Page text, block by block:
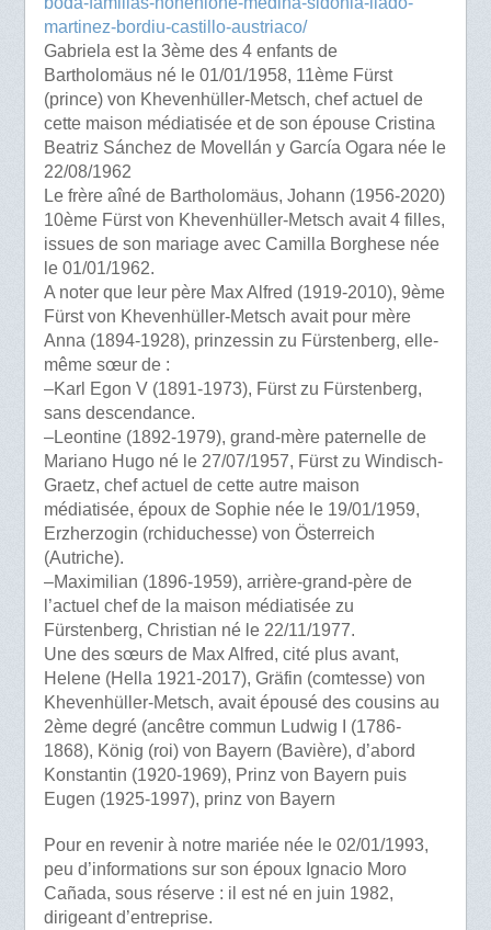
martinez-bordiu-castillo-austriaco/
Gabriela est la 3ème des 4 enfants de
Bartholomäus né le 01/01/1958, 11ème Fürst
(prince) von Khevenhüller-Metsch, chef actuel de
cette maison médiatisée et de son épouse Cristina
Beatriz Sánchez de Movellán y García Ogara née le
22/08/1962
Le frère aîné de Bartholomäus, Johann (1956-2020)
10ème Fürst von Khevenhüller-Metsch avait 4 filles,
issues de son mariage avec Camilla Borghese née
le 01/01/1962.
A noter que leur père Max Alfred (1919-2010), 9ème
Fürst von Khevenhüller-Metsch avait pour mère
Anna (1894-1928), prinzessin zu Fürstenberg, elle-
même sœur de :
–Karl Egon V (1891-1973), Fürst zu Fürstenberg,
sans descendance.
–Leontine (1892-1979), grand-mère paternelle de
Mariano Hugo né le 27/07/1957, Fürst zu Windisch-
Graetz, chef actuel de cette autre maison
médiatisée, époux de Sophie née le 19/01/1959,
Erzherzogin (rchiduchesse) von Österreich
(Autriche).
–Maximilian (1896-1959), arrière-grand-père de
l’actuel chef de la maison médiatisée zu
Fürstenberg, Christian né le 22/11/1977.
Une des sœurs de Max Alfred, cité plus avant,
Helene (Hella 1921-2017), Gräfin (comtesse) von
Khevenhüller-Metsch, avait épousé des cousins au
2ème degré (ancêtre commun Ludwig I (1786-
1868), König (roi) von Bayern (Bavière), d’abord
Konstantin (1920-1969), Prinz von Bayern puis
Eugen (1925-1997), prinz von Bayern
Pour en revenir à notre mariée née le 02/01/1993,
peu d’informations sur son époux Ignacio Moro
Cañada, sous réserve : il est né en juin 1982,
dirigeant d’entreprise.